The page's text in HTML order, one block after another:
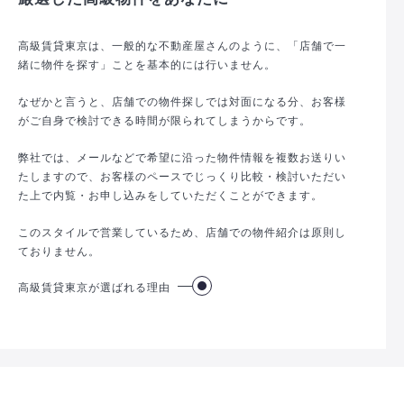
高級賃貸東京は、一般的な不動産屋さんのように、「店舗で一
緒に物件を探す」ことを基本的には行いません。
なぜかと言うと、店舗での物件探しでは対面になる分、お客様
がご自身で検討できる時間が限られてしまうからです。
弊社では、メールなどで希望に沿った物件情報を複数お送りい
たしますので、お客様のペースでじっくり比較・検討いただい
た上で内覧・お申し込みをしていただくことができます。
このスタイルで営業しているため、店舗での物件紹介は原則し
ておりません。
高級賃貸東京が選ばれる理由